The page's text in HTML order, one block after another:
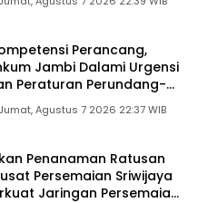
Perancang,
Jambi Dalami Urgensi
Peraturan Perundang-
Jumat, Agustus 7 2026 22:37 WIB
Penanaman Ratusan
Persemaian Sriwijaya
Jaringan Persemaian